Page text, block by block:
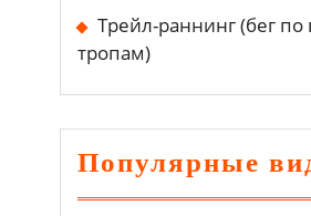
Трейл-раннинг (бег
тропам)
Популярные